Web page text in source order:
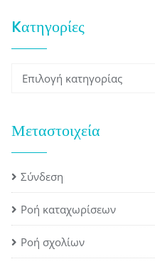
Kατηγορίες
Kατηγορίες
Μεταστοιχεία
Σύνδεση
Ροή καταχωρίσεων
Ροή σχολίων